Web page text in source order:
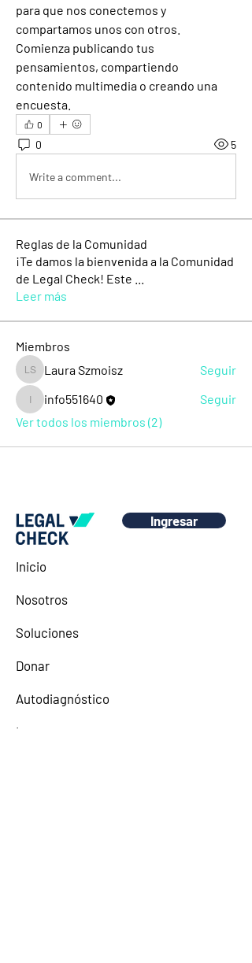
para que nos conectemos y
compartamos unos con otros.
Comienza publicando tus
pensamientos, compartiendo
contenido multimedia o creando una
encuesta.
0
0 5
Write a comment...
Reglas de la Comunidad
¡Te damos la bienvenida a la Comunidad
de Legal Check! Este
Leer más
Miembros
Laura Szmoisz
Laura Szmoisz Seguir
info551640
info551640
Seguir
Ver todos los miembros (2)
Ingresar
Inicio
Nosotros
Soluciones
Donar
Autodiagnóstico
Lexy